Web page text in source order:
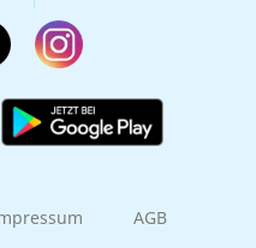
AGB